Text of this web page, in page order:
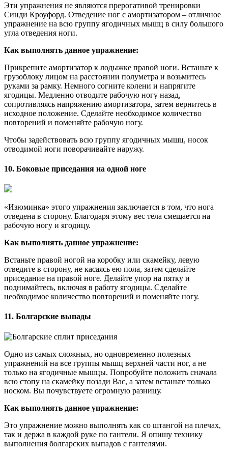
«Изюминка» этого упражнения заключается в том, что нога
отведена в сторону. Благодаря этому вес тела смещается на
рабочую ногу и ягодицу.
Как выполнять данное упражнение:
Встаньте правой ногой на коробку или скамейку, левую
отведите в сторону, не касаясь ею пола, затем сделайте
приседание на правой ноге. Делайте упор на пятку и
поднимайтесь, включая в работу ягодицы. Сделайте
необходимое количество повторений и поменяйте ногу.
11. Болгарские выпады
Одно из самых сложных, но одновременно полезных
упражнений на все группы мышц верхней части ног, а не
только на ягодичные мышцы. Попробуйте положить сначала
всю стопу на скамейку позади Вас, а затем встаньте только
носком. Вы почувствуете огромную разницу.
Как выполнять данное упражнение:
Это упражнение можно выполнять как со штангой на плечах,
так и держа в каждой руке по гантели. Я опишу технику
выполнения болгарских выпадов с гантелями.
Встаньте спиной к скамье и убедитесь, что вы находитесь на
достаточном расстоянии для выполнения выпада. Следите за
тем, чтобы колено рабочей ноги не заходило за носок.
Положите одну из ног на скамью и в каждую руку возьмите
не коснется пола, а рабочее бедро не будет параллельным полу.
исходное положение. Сделайте необходимое количество
Упражнения для средней ягодичной мышцы (и
малой)
Так как мышечные волокна средней и малой ягодичных
мышц имеют отличные от большой ягодичной мышцы
работу под другим углом, то и функции они выполняют
другие.